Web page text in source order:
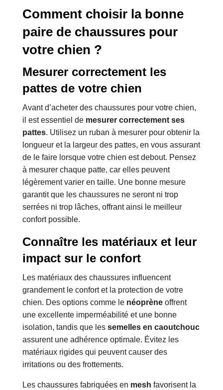
Comment choisir la bonne
paire de chaussures pour
votre chien ?
Mesurer correctement les
pattes de votre chien
Avant d’acheter des chaussures pour votre chien,
il est essentiel de mesurer correctement ses
pattes. Utilisez un ruban à mesurer pour obtenir la
longueur et la largeur des pattes, en vous assurant
de le faire lorsque votre chien est debout. Pensez
à mesurer chaque patte, car elles peuvent
légèrement varier en taille. Une bonne mesure
garantit que les chaussures ne seront ni trop
serrées ni trop lâches, offrant ainsi le meilleur
confort possible.
Connaître les matériaux et leur
impact sur le confort
Les matériaux des chaussures influencent
grandement le confort et la protection de votre
chien. Des options comme le néoprèneoffrent
une excellente imperméabilité et une bonne
isolation, tandis que les semelles en caoutchouc
assurent une adhérence optimale. Évitez les
matériaux rigides qui peuvent causer des
irritations ou des frottements.
Les chaussures fabriquées en mesh favorisent la